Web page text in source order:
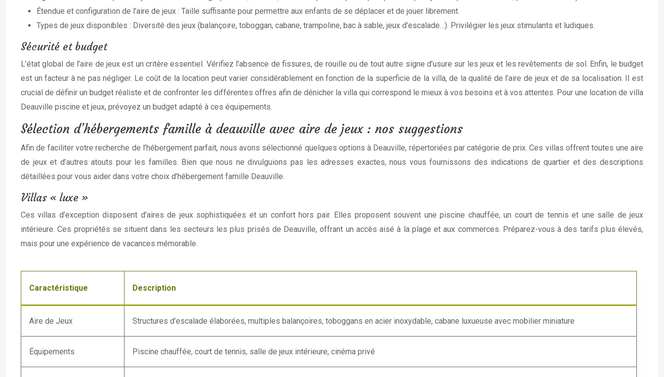
Étendue et configuration de l’aire de jeux : Taille suffisante pour permettre aux enfants de se déplacer et de jouer librement.
Types de jeux disponibles : Diversité des jeux (balançoire, toboggan, cabane, trampoline, bac à sable, jeux d’escalade…). Privilégier les jeux stimulants et ludiques.
Sécurité et budget
L’état global de l’aire de jeux est un critère essentiel. Vérifiez l’absence de fissures, de rouille ou de tout autre signe d’usure sur les jeux et les revêtements de sol. Enfin, le budget
est un facteur à ne pas négliger. Le coût de la location peut varier considérablement en fonction de la superficie de la villa, de la qualité de l’aire de jeux et de sa localisation. Il est
crucial de définir un budget réaliste et de confronter les différentes offres afin de dénicher la villa qui correspond le mieux à vos besoins et à vos attentes. Pour une location de villa
Deauville piscine et jeux, prévoyez un budget adapté à ces équipements.
Sélection d’hébergements famille à deauville avec aire de jeux : nos suggestions
Afin de faciliter votre recherche de l’hébergement parfait, nous avons sélectionné quelques options à Deauville, répertoriées par catégorie de prix. Ces villas offrent toutes une aire
de jeux et d’autres atouts pour les familles. Bien que nous ne divulguions pas les adresses exactes, nous vous fournissons des indications de quartier et des descriptions
détaillées pour vous aider dans votre choix d’hébergement famille Deauville.
Villas « luxe »
Ces villas d’exception disposent d’aires de jeux sophistiquées et un confort hors pair. Elles proposent souvent une piscine chauffée, un court de tennis et une salle de jeux
intérieure. Ces propriétés se situent dans les secteurs les plus prisés de Deauville, offrant un accès aisé à la plage et aux commerces. Préparez-vous à des tarifs plus élevés,
mais pour une expérience de vacances mémorable.
Caractéristique Description
Aire de Jeux Structures d’escalade élaborées, multiples balançoires, toboggans en acier inoxydable, cabane luxueuse avec mobilier miniature
Équipements Piscine chauffée, court de tennis, salle de jeux intérieure, cinéma privé